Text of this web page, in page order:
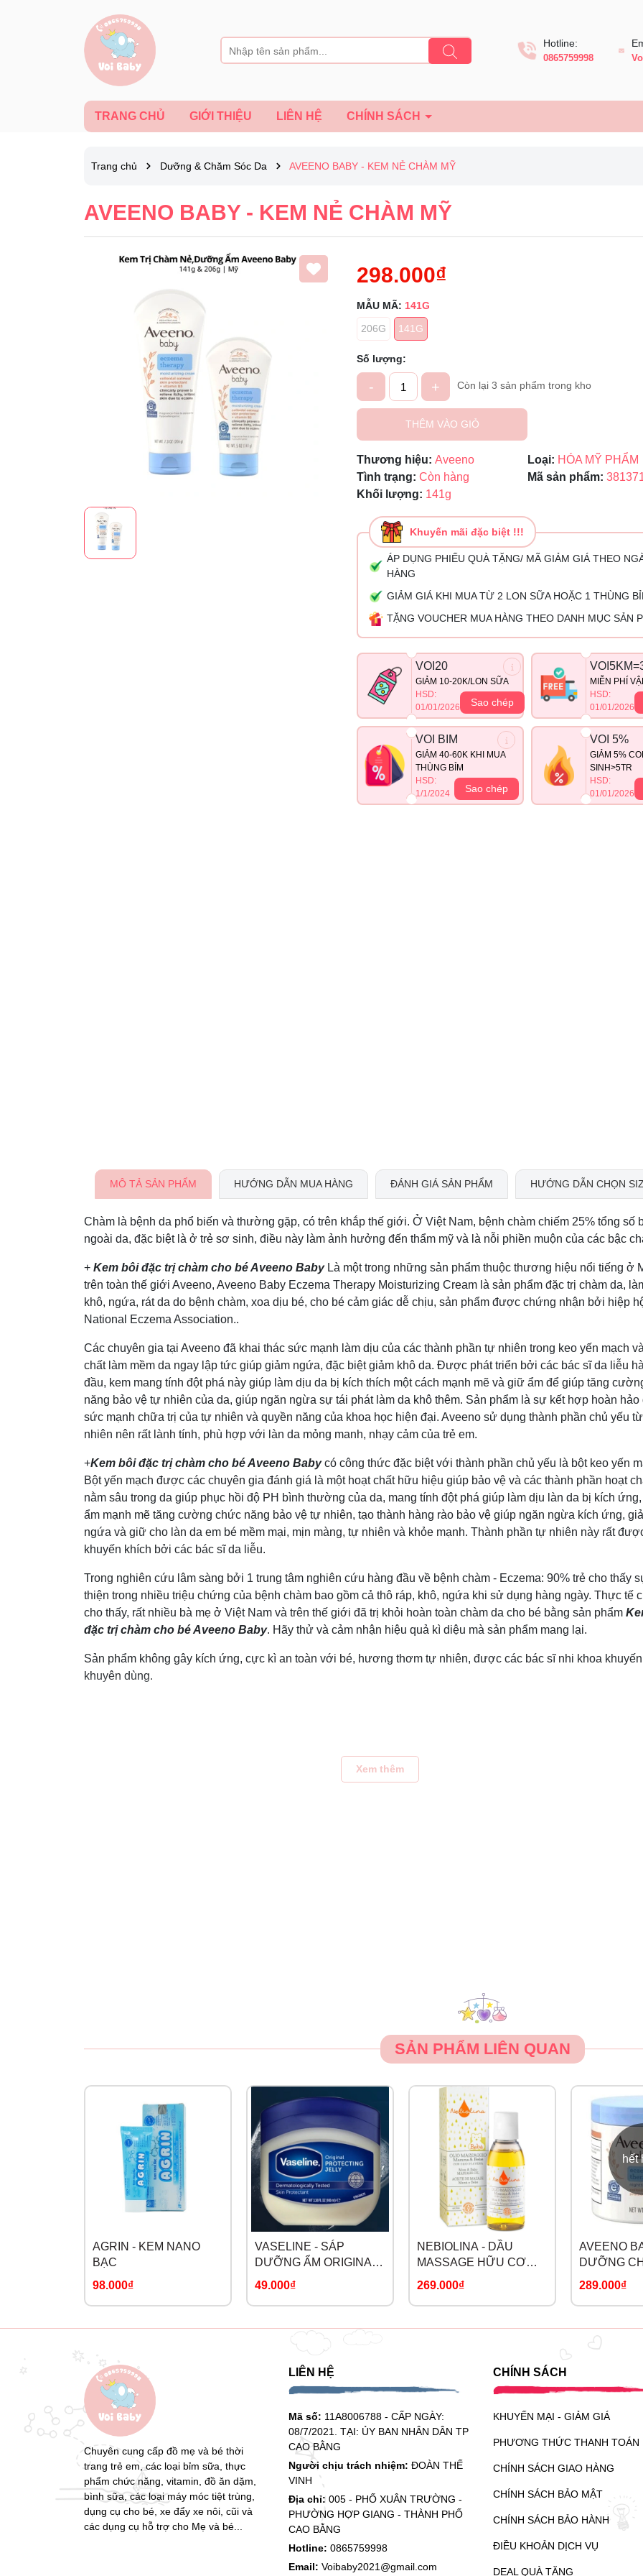
Hotline:
0865759998
TRANG CHỦ GIỚI THIỆU LIÊN HỆ CHÍNH SÁCH
Trang chủ Dưỡng & Chăm Sóc Da AVEENO BABY - KEM NẺ CHÀM MỸ
AVEENO BABY - KEM NẺ CHÀM MỸ
298.000₫
MẪU MÃ: 141G
206G
141G
Số lượng:
- + Còn lại 3 sản phẩm trong kho
THÊM VÀO GIỎ
Thương hiệu: Aveeno Loại: HÓA MỸ PHẨM
Tình trạng: Còn hàng Mã sản phẩm:
Khối lượng: 141g
Khuyến mãi đặc biệt !!!
ÁP DỤNG PHIẾU QUÀ TẶNG/ MÃ GIẢM GIÁ THEO
HÀNG
GIẢM GIÁ KHI MUA TỪ 2 LON SỮA HOẶC 1 THÙNG
TẶNG VOUCHER MUA HÀNG THEO DANH MỤC SẢN
VOI20
GIẢM 10-20K/LON SỮA
HSD:
01/01/2026
Sao chép
MIỄN PHÍ
HSD:
01/01/2026
VOI BIM
GIẢM 40-60K KHI MUA
THÙNG BỈM
HSD:
1/1/2024
Sao chép
VOI 5%
GIẢM 5%
SINH>5TR
HSD:
01/01/2026
Ngày hết hạn:
Điều kiện:
MÔ TẢ SẢN PHẨM HƯỚNG DẪN MUA HÀNG ĐÁNH GIÁ SẢN PHẨM HƯỚNG DẪN CHỌN
Chàm là bệnh da phổ biến và thường gặp, có trên khắp thế giới. Ở Việt Nam, bệnh chàm chiếm 25% tổng số
ngoài da, đặc biệt là ở trẻ sơ sinh, điều này làm ảnh hưởng đến thẩm mỹ và là nỗi phiền muộn của các bậc
+ Kem bôi đặc trị chàm cho bé Aveeno Baby Là một trong những sản phẩm thuộc thương hiệu nổi tiếng ở
trên toàn thế giới Aveeno, Aveeno Baby Eczema Therapy Moisturizing Cream là sản phẩm đặc trị chàm da,
khô, ngứa, rát da do bệnh chàm, xoa dịu bé, cho bé cảm giác dễ chịu, sản phẩm được chứng nhận bởi hiệp
National Eczema Association..
Các chuyên gia tại Aveeno đã khai thác sức mạnh làm dịu của các thành phần tự nhiên trong keo yến mạch
chất làm mềm da ngay lập tức giúp giảm ngứa, đặc biệt giảm khô da. Được phát triển bởi các bác sĩ da liễu
đầu, kem mang tính đột phá này giúp làm dịu da bị kích thích một cách mạnh mẽ và giữ ẩm để giúp tăng
năng bảo vệ tự nhiên của da, giúp ngăn ngừa sự tái phát làm da khô thêm. Sản phẩm là sự kết hợp hoàn hảo
sức mạnh chữa trị của tự nhiên và quyền năng của khoa học hiện đại. Aveeno sử dụng thành phần chủ yếu
nhiên nên rất lành tính, phù hợp với làn da mỏng manh, nhạy cảm của trẻ em.
+Kem bôi đặc trị chàm cho bé Aveeno Babycó công thức đặc biệt với thành phần chủ yếu là bột keo yến
Bột yến mạch được các chuyên gia đánh giá là một hoạt chất hữu hiệu giúp bảo vệ và các thành phần hoạt
nằm sâu trong da giúp phục hồi độ PH bình thường của da, mang tính đột phá giúp làm dịu làn da bị kích
ẩm mạnh mẽ tăng cường chức năng bảo vệ tự nhiên, tạo thành hàng rào bảo vệ giúp ngăn ngừa kích ứng,
ngứa và giữ cho làn da em bé mềm mại, mịn màng, tự nhiên và khỏe mạnh. Thành phần tự nhiên này rất
khuyến khích bởi các bác sĩ da liễu.
Trong nghiên cứu lâm sàng bởi 1 trung tâm nghiên cứu hàng đầu về bệnh chàm - Eczema: 90% trẻ cho thấy
thiện trong nhiều triệu chứng của bệnh chàm bao gồm cả thô ráp, khô, ngứa khi sử dụng hàng ngày. Thực tế
cho thấy, rất nhiều bà mẹ ở Việt Nam và trên thế giới đã trị khỏi hoàn toàn chàm da cho bé bằng sản phẩm
đặc trị chàm cho bé Aveeno Baby. Hãy thử và cảm nhận hiệu quả kì diệu mà sản phẩm mang lại.
Sản phẩm không gây kích ứng, cực kì an toàn với bé, hương thơm tự nhiên, được các bác sĩ nhi khoa
khuyên dùng.
Chỉ sử dụng bên ngoài.Không được để dính kem Aveeno vào mắt.
Bảo quản nơi thoáng mát , tránh nhiệt độ cao.
phẩm đã mở trước khi sử dụng cần loại bỏ để đảm bảo chất lượng sản phẩm).
Xem thêm
SẢN PHẨM LIÊN QUAN
AGRIN - KEM NANO
BẠC
98.000₫
VASELINE - SÁP
DƯỠNG ẨM ORIGINAL
PROTECTIG JELLY
49.000₫
NEBIOLINA - DẦU
MASSAGE HỮU CƠ
CHO BÉ
269.000₫
hết
AVEENO
DƯỠNG
ĐÊM
BALM
289.000₫
Chuyên cung cấp đồ mẹ và bé thời
trang trẻ em, các loại bỉm sữa, thực
phẩm chức năng, vitamin, đồ ăn dặm,
bình sữa, các loại máy móc tiệt trùng,
dụng cụ cho bé, xe đẩy xe nôi, cũi và
các dụng cụ hỗ trợ cho Mẹ và bé...
LIÊN HỆ
Mã số: 11A8006788 - CẤP NGÀY:
08/7/2021. TẠI: ỦY BAN NHÂN DÂN TP
CAO BẰNG
Người chịu trách nhiệm: ĐOÀN THẾ
VINH
Địa chỉ: 005 - PHỐ XUÂN TRƯỜNG -
PHƯỜNG HỢP GIANG - THÀNH PHỐ
CAO BẰNG
Hotline: 0865759998
Email: Voibaby2021@gmail.com
CHÍNH SÁCH
KHUYẾN MẠI - GIẢM GIÁ
PHƯƠNG THỨC THANH TOÁN
CHÍNH SÁCH GIAO HÀNG
CHÍNH SÁCH BẢO MẬT
CHÍNH SÁCH BẢO HÀNH
ĐIỀU KHOẢN DỊCH VỤ
DEAL QUÀ TẶNG